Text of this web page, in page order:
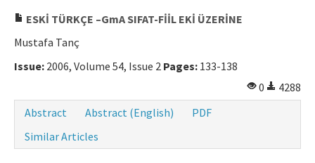
ESKİ TÜRKÇE –GmA SIFAT-FİİL EKİ ÜZERİNE
Mustafa Tanç
Issue: 2006, Volume 54, Issue 2 Pages: 133-138
0
4288
Abstract
Abstract (English)
PDF
Similar Articles